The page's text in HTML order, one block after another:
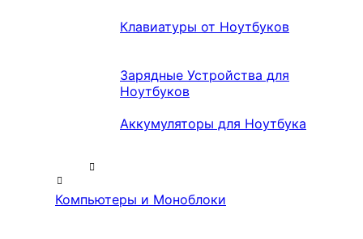
Клавиатуры от Ноутбуков
Зарядные Устройства для
Ноутбуков
Аккумуляторы для Ноутбука
Компьютеры и Моноблоки